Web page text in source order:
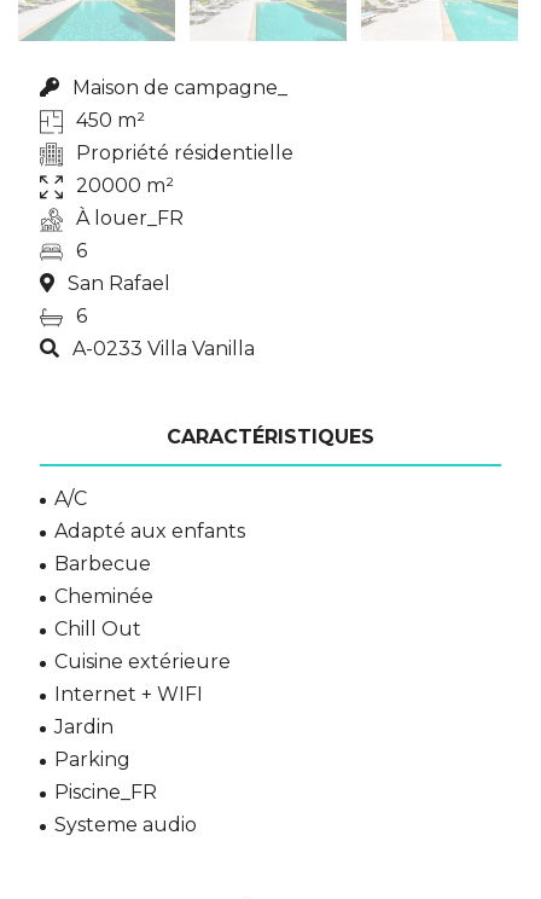
Maison de campagne_
450 m²
Propriété résidentielle
20000 m²
À louer_FR
6
San Rafael
6
A-0233 Villa Vanilla
CARACTÉRISTIQUES
A/C
Adapté aux enfants
Barbecue
Cheminée
Chill Out
Cuisine extérieure
Internet + WIFI
Jardin
Parking
Piscine_FR
Systeme audio